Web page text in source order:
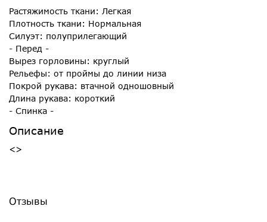
Растяжимость ткани: Легкая
Плотность ткани: Нормальная
Силуэт: полуприлегающий
- Перед -
Вырез горловины: круглый
Рельефы: от проймы до линии низа
Покрой рукава: втачной одношовный
Длина рукава: короткий
- Спинка -
Описание
<>
Отзывы